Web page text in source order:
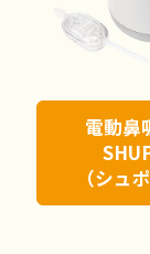
電動鼻
（シュ